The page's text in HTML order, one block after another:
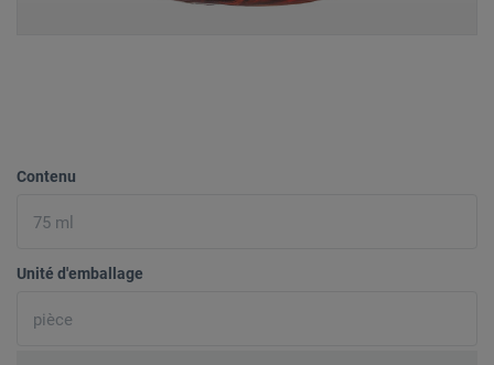
Contenu
Unité d'emballage